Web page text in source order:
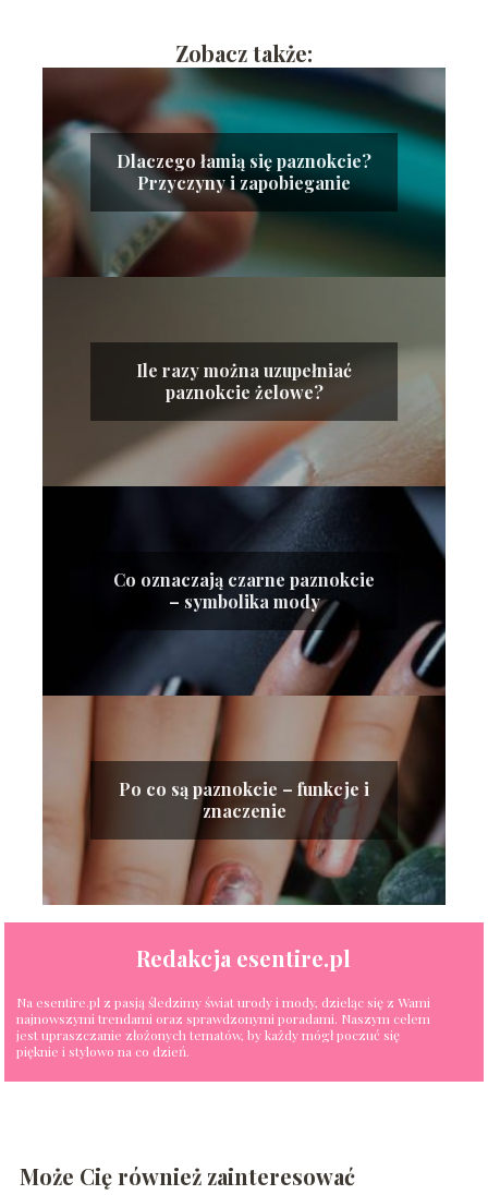
Zobacz także:
Dlaczego łamią się paznokcie?
Przyczyny i zapobieganie
Ile razy można uzupełniać
paznokcie żelowe?
Co oznaczają czarne paznokcie
– symbolika mody
Po co są paznokcie – funkcje i
znaczenie
Redakcja esentire.pl
Na esentire.pl z pasją śledzimy świat urody i mody, dzieląc się z Wami
najnowszymi trendami oraz sprawdzonymi poradami. Naszym celem
jest upraszczanie złożonych tematów, by każdy mógł poczuć się
pięknie i stylowo na co dzień.
Może Cię również zainteresować